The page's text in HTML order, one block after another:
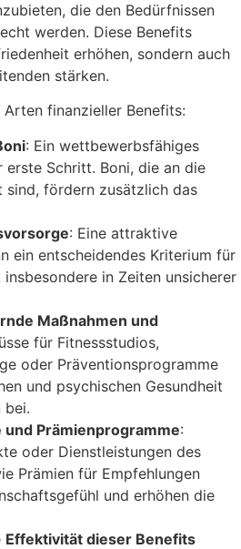
die den Bedürfnissen
werden. Diese Benefits
erhöhen, sondern auch
stärken.
finanzieller Benefits:
: Ein wettbewerbsfähiges
erste Schritt. Boni, die an die
sind, fördern zusätzlich das
: Eine attraktive
ein entscheidendes Kriterium für
in Zeiten unsicherer
Maßnahmen und
für Fitnessstudios,
oder Präventionsprogramme
und psychischen Gesundheit
bei.
Prämienprogramme:
oder Dienstleistungen des
Prämien für Empfehlungen
und erhöhen die
Effektivität dieser Benefits